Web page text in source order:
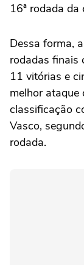
16ª rodada da
Dessa forma,
rodadas finais
11 vitórias e
melhor ataque
classificação
Vasco,
rodada.